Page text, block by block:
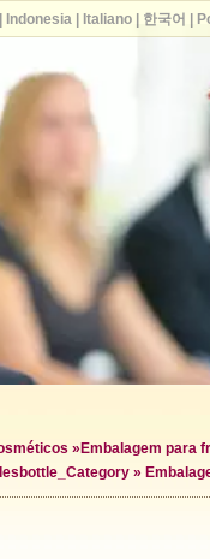
» Embalagem para
bottle_Category »
Indonesia| Italiano| 한국어